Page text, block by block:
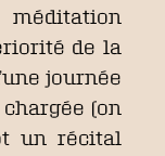
de la
journée
(on
un récital